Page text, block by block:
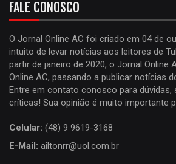
FALE CONOSCO
O Jornal Online AC foi criado em 04 de
intuito de levar notícias aos leitores de
partir de janeiro de 2020, o Jornal Online
Online AC, passando a publicar notícias
Entre em contato conosco para dúvidas,
críticas! Sua opinião é muito importante
Celular: (48) 9 9619-3168
E-Mail: ailtonrr@uol.com.br